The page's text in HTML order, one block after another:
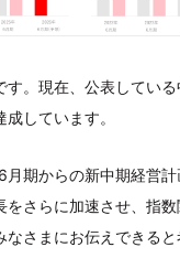
す。現在、公表してい
しています。
期からの新中期経営
をさらに加速させ、指
さまにお伝えできると